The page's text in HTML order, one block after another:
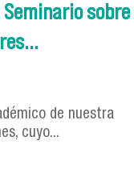
sobre
de nuestra
cuyo...